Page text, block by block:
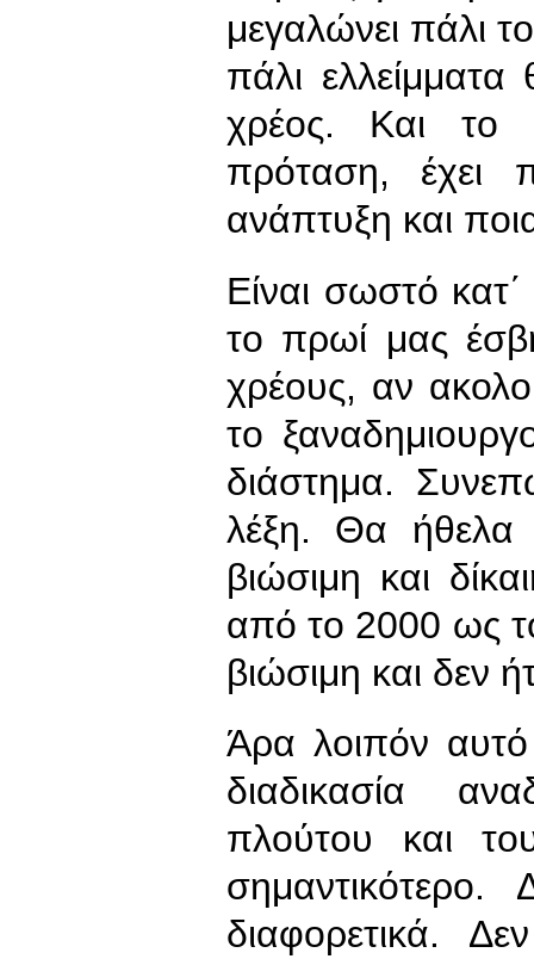
μεγαλώνει πάλι
πάλι
χρέος. Και το
πρόταση, έχει
ανάπτυξη και
Είναι σωστό
το πρωί μας
χρέους, αν
το
διάστημα.
λέξη. Θα
βιώσιμη και
από το 2000 ως
βιώσιμη και δεν
Άρα λοιπόν αυτό
διαδικασία
πλούτου και
διαφορετικά.